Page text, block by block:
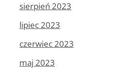
sierpień 2023
lipiec 2023
czerwiec 2023
maj 2023